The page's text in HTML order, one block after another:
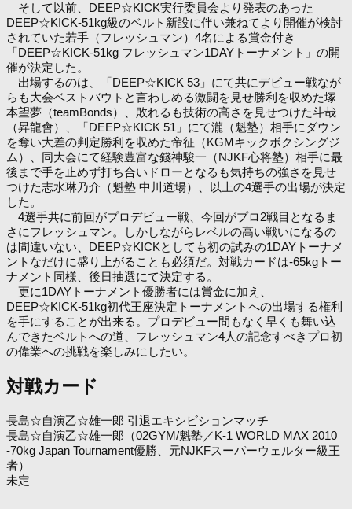
そして以前、DEEP☆KICK実行委員会より発表のあった
DEEP☆KICK-51kg級のベルト新設に伴い兼ねてより開催が検討
されていた若手（フレッシュマン）4名による賞金付き
「DEEP☆KICK-51kg フレッシュマン1DAYトーナメント」の開
催が決定した。
出場するのは、「DEEP☆KICK 53」にて共にデビュー戦なが
らも大会ベストバウトと言わしめる激闘を見せ勝利を収めた塚
本望夢（teamBonds）、敗れるも技術の高さを見せつけた斗哉
（昇龍會）、「DEEP☆KICK 51」にて瀧（魁塾）相手にダウン
を奪い大差の判定勝利を収めた帝征（KGMキックボクシングジ
ム）、同大会にて経験豊富な錢神駿一（NJKF心将塾）相手に最
後まで手を止めず打ち合いドローとなるも気持ちの強さを見せ
つけた志水琳乃介（魁塾 中川道場）、以上の4選手の出場が決定
した。
4選手共に前回がプロデビュー戦、今回がプロ2戦目となるま
さにフレッシュマン。しかしながらレベルの高い戦いになるの
は間違いない、DEEP☆KICKとしても初の試みの1DAYトーナメ
ントなだけに盛り上がることも必須だ。対戦カードは-65kgトー
ナメント同様、後日抽選にて決定する。
更に1DAYトーナメント優勝者には賞金に加え、
DEEP☆KICK-51kg初代王座決定トーナメントへの出場する権利
を手にすることが出来る。プロデビュー間もなく早くも舞い込
んできたベルトへの道、フレッシュマン4人の記念すべきプロ初
の偉業への挑戦を楽しみにしたい。
対戦カード
長島☆自演乙☆雄一郎 引退エキシビションマッチ
長島☆自演乙☆雄一郎（02GYM/魁塾／K-1 WORLD MAX 2010
-70kg Japan Tournament優勝、元NJKFスーパーウェルター級王
者）
未定